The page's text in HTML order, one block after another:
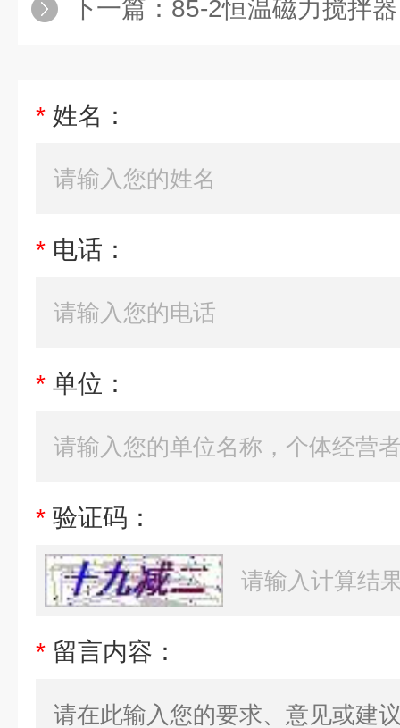
下一篇： 85-2恒温磁力搅拌器
* 姓名：
* 电话：
* 单位：
* 验证码：
* 留言内容：